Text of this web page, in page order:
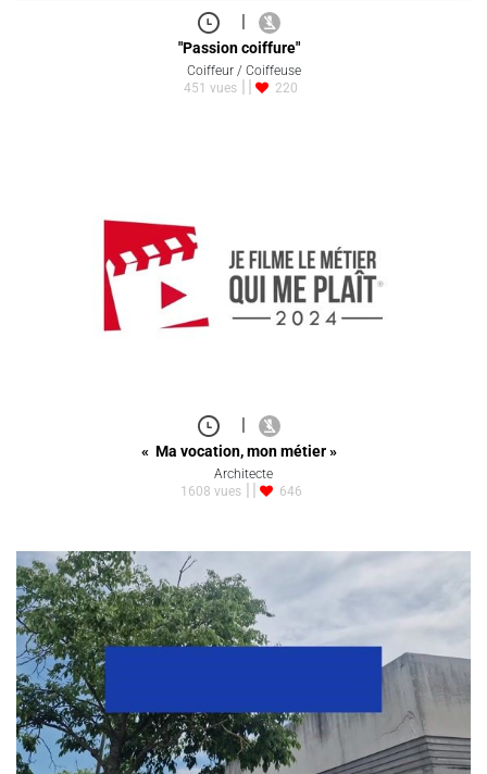
|
"Passion coiffure"
Coiffeur / Coiffeuse
451 vues
220
« Ma vocation, mon métier »
Architecte
1608 vues
646